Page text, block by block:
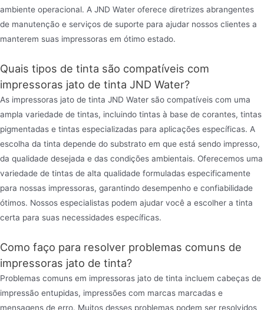
ambiente operacional. A JND Water oferece diretrizes abrangentes
de manutenção e serviços de suporte para ajudar nossos clientes a
manterem suas impressoras em ótimo estado.
Quais tipos de tinta são compatíveis com
impressoras jato de tinta JND Water?
As impressoras jato de tinta JND Water são compatíveis com uma
ampla variedade de tintas, incluindo tintas à base de corantes, tintas
pigmentadas e tintas especializadas para aplicações específicas. A
escolha da tinta depende do substrato em que está sendo impresso,
da qualidade desejada e das condições ambientais. Oferecemos uma
variedade de tintas de alta qualidade formuladas especificamente
para nossas impressoras, garantindo desempenho e confiabilidade
ótimos. Nossos especialistas podem ajudar você a escolher a tinta
certa para suas necessidades específicas.
Como faço para resolver problemas comuns de
impressoras jato de tinta?
Problemas comuns em impressoras jato de tinta incluem cabeças de
impressão entupidas, impressões com marcas marcadas e
mensagens de erro. Muitos desses problemas podem ser resolvidos